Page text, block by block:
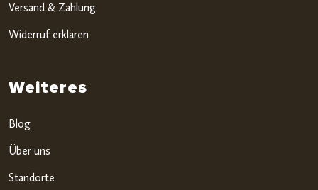
Versand & Zahlung
Widerruf erklären
Weiteres
Blog
Über uns
Standorte